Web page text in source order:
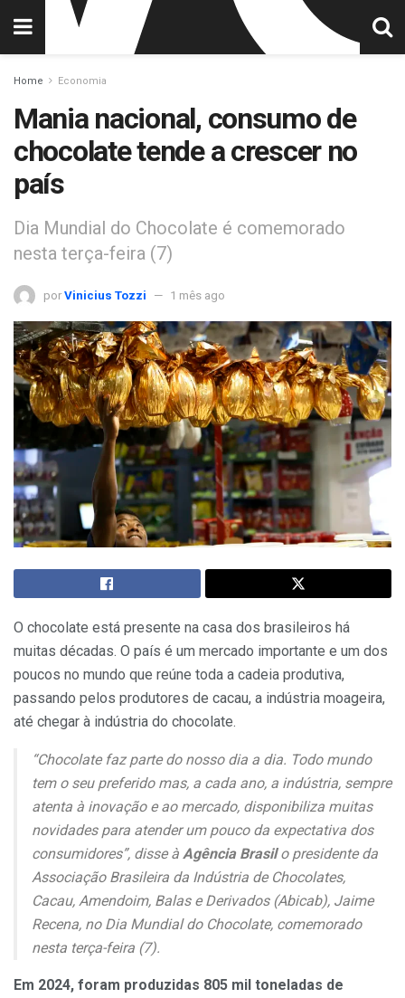
Home Economia
Mania nacional, consumo de
chocolate tende a crescer no
país
Dia Mundial do Chocolate é comemorado
nesta terça-feira (7)
por Vinicius Tozzi 1 mês ago
O chocolate está presente na casa dos brasileiros há
muitas décadas. O país é um mercado importante e um dos
poucos no mundo que reúne toda a cadeia produtiva,
passando pelos produtores de cacau, a indústria moageira,
até chegar à indústria do chocolate.
“Chocolate faz parte do nosso dia a dia. Todo mundo
tem o seu preferido mas, a cada ano, a indústria, sempre
atenta à inovação e ao mercado, disponibiliza muitas
novidades para atender um pouco da expectativa dos
consumidores”, disse à Agência Brasilo presidente da
Associação Brasileira da Indústria de Chocolates,
Cacau, Amendoim, Balas e Derivados (Abicab), Jaime
Recena, no Dia Mundial do Chocolate, comemorado
nesta terça-feira (7).
Em 2024, foram produzidas 805 mil toneladas de